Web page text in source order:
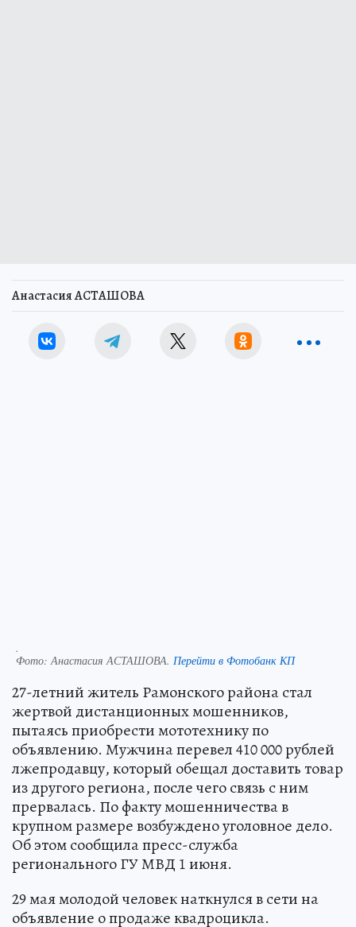
Анастасия АСТАШОВА
.
Фото: Анастасия АСТАШОВА. Перейти в Фотобанк КП
27-летний житель Рамонского района стал
жертвой дистанционных мошенников,
пытаясь приобрести мототехнику по
объявлению. Мужчина перевел 410 000 рублей
лжепродавцу, который обещал доставить товар
из другого региона, после чего связь с ним
прервалась. По факту мошенничества в
крупном размере возбуждено уголовное дело.
Об этом сообщила пресс-служба
регионального ГУ МВД 1 июня.
29 мая молодой человек наткнулся в сети на
объявление о продаже квадроцикла.